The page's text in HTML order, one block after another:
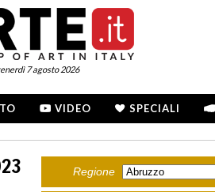
7 agosto 2026
VIDEO SPECIALI
Regione